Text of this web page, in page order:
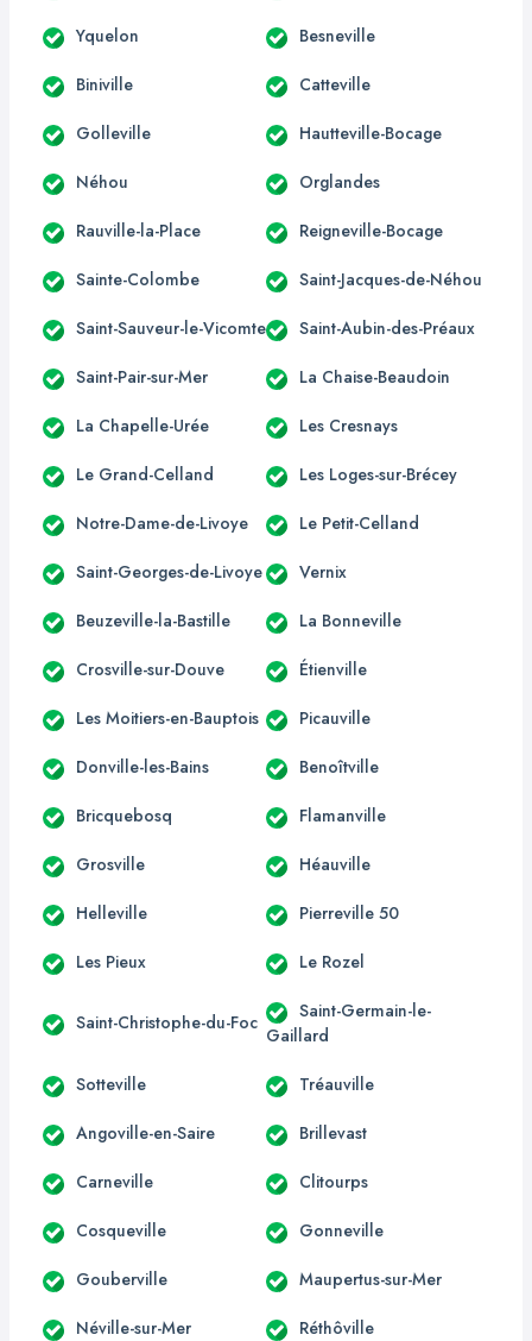
Yquelon Besneville
Biniville Catteville
Golleville Hautteville-Bocage
Néhou Orglandes
Rauville-la-Place Reigneville-Bocage
Sainte-Colombe Saint-Jacques-de-Néhou
Saint-Sauveur-le-Vicomte Saint-Aubin-des-Préaux
Saint-Pair-sur-Mer La Chaise-Beaudoin
La Chapelle-Urée Les Cresnays
Le Grand-Celland Les Loges-sur-Brécey
Notre-Dame-de-Livoye Le Petit-Celland
Saint-Georges-de-Livoye Vernix
Beuzeville-la-Bastille La Bonneville
Crosville-sur-Douve Étienville
Les Moitiers-en-Bauptois Picauville
Donville-les-Bains Benoîtville
Bricquebosq Flamanville
Grosville Héauville
Helleville Pierreville 50
Les Pieux Le Rozel
Saint-Christophe-du-Foc
Saint-Germain-le-
Gaillard
Sotteville Tréauville
Angoville-en-Saire Brillevast
Carneville Clitourps
Cosqueville Gonneville
Gouberville Maupertus-sur-Mer
Néville-sur-Mer Réthôville